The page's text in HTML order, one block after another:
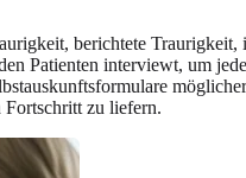
berichtete
Patienten interviewt, um
Fortschritt zu liefern.